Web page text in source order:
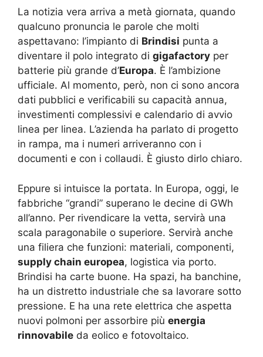
La notizia vera arriva a metà giornata, quando
qualcuno pronuncia le parole che molti
aspettavano: l’impianto di Brindisi punta a
diventare il polo integrato di gigafactory per
batterie più grande d’Europa. È l’ambizione
ufficiale. Al momento, però, non ci sono ancora
dati pubblici e verificabili su capacità annua,
investimenti complessivi e calendario di avvio
linea per linea. L’azienda ha parlato di progetto
in rampa, ma i numeri arriveranno con i
documenti e con i collaudi. È giusto dirlo chiaro.
Eppure si intuisce la portata. In Europa, oggi, le
fabbriche “grandi” superano le decine di GWh
all’anno. Per rivendicare la vetta, servirà una
scala paragonabile o superiore. Servirà anche
una filiera che funzioni: materiali, componenti,
supply chain europea, logistica via porto.
Brindisi ha carte buone. Ha spazi, ha banchine,
ha un distretto industriale che sa lavorare sotto
pressione. E ha una rete elettrica che aspetta
nuovi polmoni per assorbire più energia
rinnovabile da eolico e fotovoltaico.